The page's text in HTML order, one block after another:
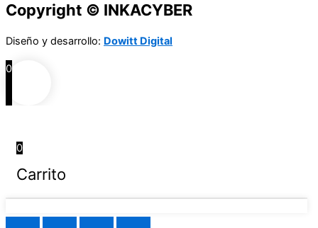
Copyright © INKACYBER
Diseño y desarrollo: Dowitt Digital
0
0
Carrito